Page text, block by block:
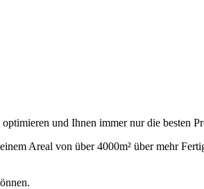
und Ihnen immer nur die besten
Areal von über 4000m² über mehr